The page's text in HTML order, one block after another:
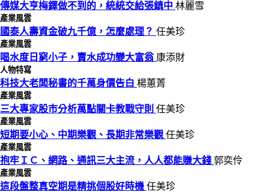
傳媒大亨梅鐸做不到的，統統交給張鎮中 林麗雪
產業風雲
國泰人壽資金破九千億，怎麼處理？ 任美珍
產業風雲
喝水度日窮小子，賣水成功變大富翁 康添財
人物特寫
科技大老闆秘書的千萬身價告白 楊蕙菁
產業風雲
三大專家股市分析萬點關卡教戰守則 任美珍
產業風雲
短期要小心、中期樂觀、長期非常樂觀 任美珍
產業風雲
抱牢ＩＣ、網路、通訊三大主流，人人都能賺大錢 郭奕伶
產業風雲
這段盤整真空期是精挑個股好時機 任美珍